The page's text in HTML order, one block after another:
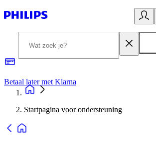
Betaal later met Klarna
Startpagina voor ondersteuning